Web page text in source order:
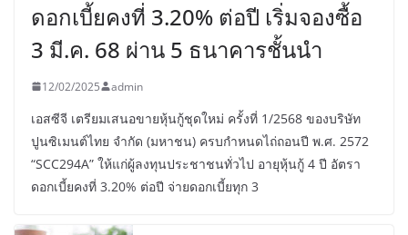
ดอกเบี้ยคงที่ 3.20% ต่อปี เริ่มจองซื้อ
3 มี.ค. 68 ผ่าน 5 ธนาคารชั้นนำ
12/02/2025 admin
เอสซีจี เตรียมเสนอขายหุ้นกู้ชุดใหม่ ครั้งที่ 1/2568 ของบริษัท
ปูนซิเมนต์ไทย จำกัด (มหาชน) ครบกำหนดไถ่ถอนปี พ.ศ. 2572
“SCC294A” ให้แก่ผู้ลงทุนประชาชนทั่วไป อายุหุ้นกู้ 4 ปี อัตรา
ดอกเบี้ยคงที่ 3.20% ต่อปี จ่ายดอกเบี้ยทุก 3